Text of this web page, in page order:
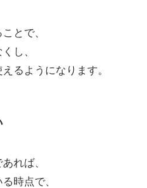
とで、
し、
るようになります。
れば、
時点で、